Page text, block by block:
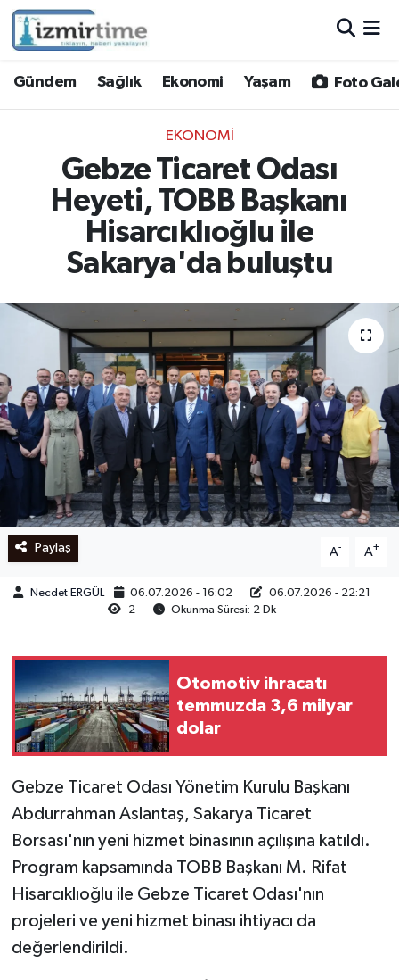
Gündem Sağlık Ekonomi Yaşam Foto
EKONOMI
Gebze Ticaret Odası
Heyeti, TOBB Başkanı
Hisarcıklıoğlu ile
Sakarya'da buluştu
Paylaş A- A+
Necdet ERGÜL 06.07.2026 - 16:02
06.07.2026 - 22:21
2
Okunma Süresi: 2 Dk
Otomotiv ihracatı
temmuzda 3,6 milyar
dolar
Gebze Ticaret Odası Yönetim Kurulu Başkanı
Abdurrahman Aslantaş, Sakarya Ticaret
Borsası'nın yeni hizmet binasının açılışına katıldı.
Program kapsamında TOBB Başkanı M. Rifat
Hisarcıklıoğlu ile Gebze Ticaret Odası'nın
projeleri ve yeni hizmet binası ihtiyacı da
değerlendirildi.
Sağlık
Ekonomi
Yaşam
Foto Galeri
Yazarlar
Siyaset
Ege
İzmir
İletişim
Hava Durumu
İzmir Namaz Vakitleri
Trafik Durumu
Süper Lig Puan Durumu ve Fikstür
Son Dakika Haberleri
Haber Arşivi